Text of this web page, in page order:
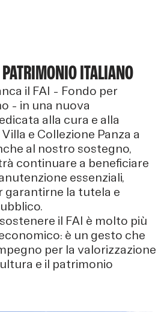
ITALIANO
il FAI – Fondo per
– in una nuova
alla cura e alla
e Collezione Panza a
al nostro sostegno,
continuare a beneficiare
essenziali,
garantirne la tutela e
il FAI è molto più
è un gesto che
per la valorizzazione
e il patrimonio